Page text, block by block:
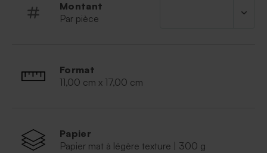
Montant
Par pièce
Format
11,00 cm x 17,00 cm
Papier
Papier mat à légère texture | 300 g